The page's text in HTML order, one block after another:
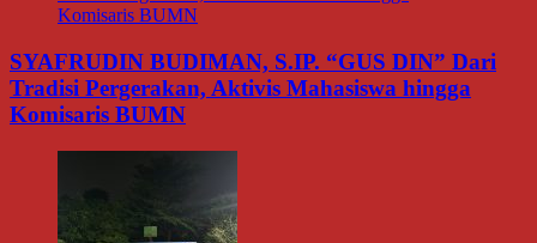
SYAFRUDIN BUDIMAN, S.IP. “GUS DIN” Dari
Tradisi Pergerakan, Aktivis Mahasiswa hingga
Komisaris BUMN